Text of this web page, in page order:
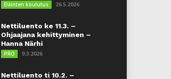
Eläinten koulutus 26.5.2026
Nettiluento ke 11.3. –
Ohjaajana kehittyminen –
Hanna Närhi
PRO 9.3.2026
Nettiluento ti 10.2. –